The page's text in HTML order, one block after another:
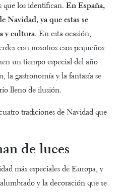
que los identifican. En España,
Navidad, ya que estas se
y cultura. En esta ocasión,
con nosotros esos pequeños
un tiempo especial del año
la gastronomía y la fantasía se
lleno de ilusión.
tradiciones de Navidad que
de luces
más especiales de Europa, y
y la decoración que se